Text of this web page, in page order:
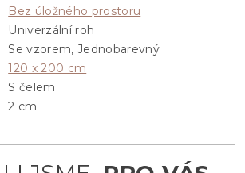
Bez úložného prostoru
Univerzální roh
Se vzorem, Jednobarevný
120 x 200 cm
S čelem
2 cm